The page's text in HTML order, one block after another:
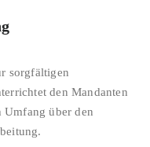
sorgfältigen
den Mandanten
Umfang über den